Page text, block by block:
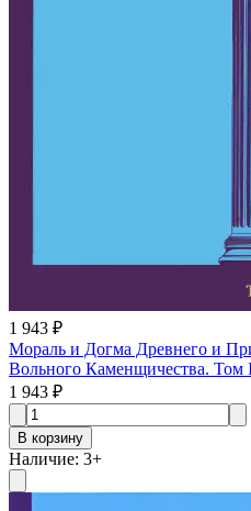
1 943 ₽
Мораль и Догма Древнего и
Вольного Каменщичества. Том
1 943 ₽
В корзину
Наличие: 3+